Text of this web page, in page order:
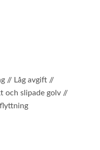
// Låg avgift //
och slipade golv //